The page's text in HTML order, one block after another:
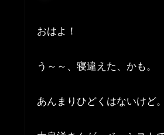
おはよ！
う～～、寝違えた、かも。
あんまりひどくはないけど。